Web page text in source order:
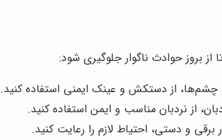
بروز حوادث ناگوار جلوگیری شود:
از دستکش و عینک ایمنی استفاده کنید.
از نردبان مناسب و ایمن استفاده کنید.
برقی و دستی، احتیاط لازم را رعایت کنید.